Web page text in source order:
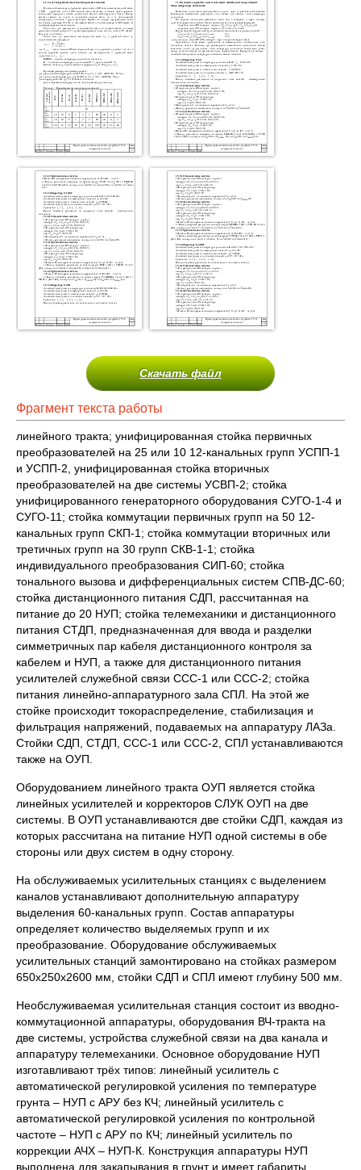
Скачать файл
Фрагмент текста работы
линейного тракта; унифицированная стойка первичных
преобразователей на 25 или 10 12-канальных групп УСПП-1
и УСПП-2, унифицированная стойка вторичных
преобразователей на две системы УСВП-2; стойка
унифицированного генераторного оборудования СУГО-1-4 и
СУГО-11; стойка коммутации первичных групп на 50 12-
канальных групп СКП-1; стойка коммутации вторичных или
третичных групп на 30 групп СКВ-1-1; стойка
индивидуального преобразования СИП-60; стойка
тонального вызова и дифференциальных систем СПВ-ДС-60;
стойка дистанционного питания СДП, рассчитанная на
питание до 20 НУП; стойка телемеханики и дистанционного
питания СТДП, предназначенная для ввода и разделки
симметричных пар кабеля дистанционного контроля за
кабелем и НУП, а также для дистанционного питания
усилителей служебной связи ССС-1 или ССС-2; стойка
питания линейно-аппаратурного зала СПЛ. На этой же
стойке происходит токораспределение, стабилизация и
фильтрация напряжений, подаваемых на аппаратуру ЛАЗа.
Стойки СДП, СТДП, ССС-1 или ССС-2, СПЛ устанавливаются
также на ОУП.
Оборудованием линейного тракта ОУП является стойка
линейных усилителей и корректоров СЛУК ОУП на две
системы. В ОУП устанавливаются две стойки СДП, каждая из
которых рассчитана на питание НУП одной системы в обе
стороны или двух систем в одну сторону.
На обслуживаемых усилительных станциях с выделением
каналов устанавливают дополнительную аппаратуру
выделения 60-канальных групп. Состав аппаратуры
определяет количество выделяемых групп и их
преобразование. Оборудование обслуживаемых
усилительных станций замонтировано на стойках размером
650х250х2600 мм, стойки СДП и СПЛ имеют глубину 500 мм.
Необслуживаемая усилительная станция состоит из вводно-
коммутационной аппаратуры, оборудования ВЧ-тракта на
две системы, устройства служебной связи на два канала и
аппаратуру телемеханики. Основное оборудование НУП
изготавливают трёх типов: линейный усилитель с
автоматической регулировкой усиления по температуре
грунта – НУП с АРУ без КЧ; линейный усилитель с
автоматической регулировкой усиления по контрольной
частоте – НУП с АРУ по КЧ; линейный усилитель по
коррекции АЧХ – НУП-К. Конструкция аппаратуры НУП
выполнена для закапывания в грунт и имеет габариты